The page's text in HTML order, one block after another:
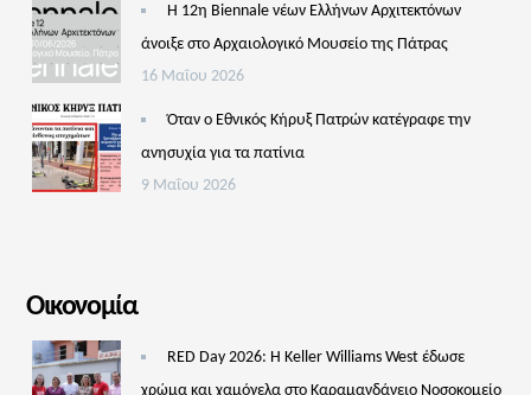
Η 12η Biennale νέων Ελλήνων Αρχιτεκτόνων
άνοιξε στο Αρχαιολογικό Μουσείο της Πάτρας
16 Μαΐου 2026
Όταν ο Εθνικός Κήρυξ Πατρών κατέγραφε την
ανησυχία για τα πατίνια
9 Μαΐου 2026
Οικονομία
RED Day 2026: Η Keller Williams West έδωσε
χρώμα και χαμόγελα στο Καραμανδάνειο Νοσοκομείο